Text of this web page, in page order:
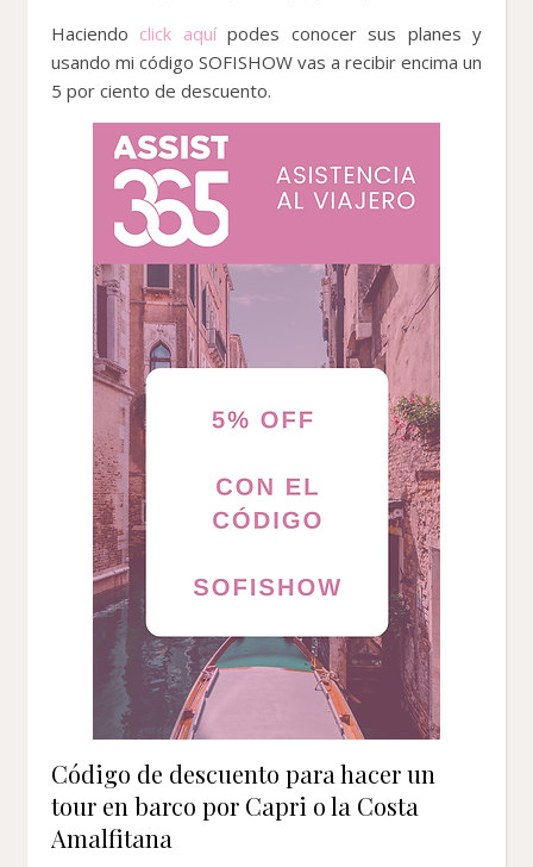
Haciendo click aquípodes conocer sus planes y
usando mi código SOFISHOW vas a recibir encima un
5 por ciento de descuento.
Código de descuento para hacer un
tour en barco por Capri o la Costa
Amalfitana